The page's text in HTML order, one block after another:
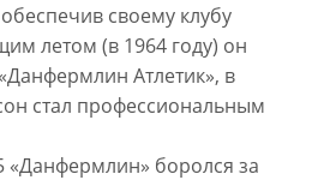
обеспечив своему клубу
летом (в 1964 году) он
Атлетик», в
стал профессиональным
«Данфермлин» боролся за